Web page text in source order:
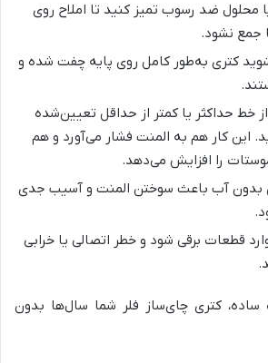
محلول ضد رسوب تمیز کنید تا املاح روی
جمع نشود.
کتری به‌طور کامل روی پایه چفت شده و
خط حداکثر یا کمتر از حداقل تعیین‌شده
این کار هم به المنت فشار می‌آورد و هم
را افزایش می‌دهد.
بدون آب باعث سوختن المنت و آسیب جدی
قطعات برقی شود و خطر اتصالی یا خرابی
کتری چای‌ساز فلر شما سال‌ها بدون